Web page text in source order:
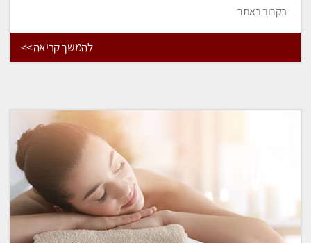
בקרוב באתר
להמשך קריאה >>